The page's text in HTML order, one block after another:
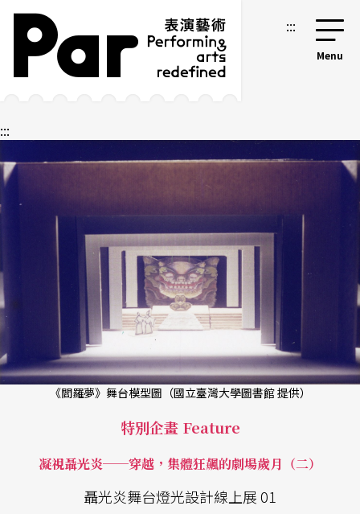
跳到主要內容區塊
網站導覽 :::
:::
《閻羅夢》舞台模型圖（國立臺灣大學圖書館 提供）
特別企畫 Feature
凝視聶光炎──穿越，集體狂飆的劇場歲月（二）
聶光炎舞台燈光設計線上展 01